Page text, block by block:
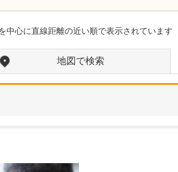
中心に直線距離の近い順で表示されています
地図で検索
あずさクリニック
根井 貴仁院長取材記事
しく教えてください。
トラベルクリニックは、
出張や留学、旅行などで
先や滞在期間、ご本人の